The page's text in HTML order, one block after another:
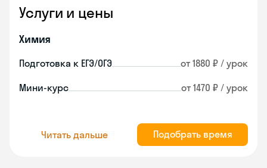
Услуги и цены
Химия
Подготовка к ЕГЭ/ОГЭ от 1880 ₽ / урок
Мини-курс от 1470 ₽ / урок
Читать дальше Подобрать время